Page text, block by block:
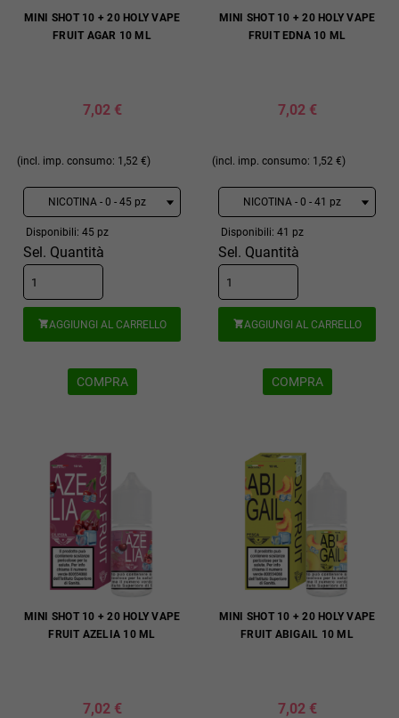
MINI SHOT 10 + 20 HOLY VAPE
FRUIT AGAR 10 ML
7,02 €
(incl. imp. consumo: 1,52 €)
Disponibili: 45 pz
Sel. Quantità
AGGIUNGI AL CARRELLO
COMPRA
MINI SHOT 10 + 20 HOLY VAPE
FRUIT EDNA 10 ML
7,02 €
(incl. imp. consumo: 1,52 €)
Disponibili: 41 pz
Sel. Quantità
AGGIUNGI AL CARRELLO
COMPRA
MINI SHOT 10 + 20 HOLY VAPE
FRUIT AZELIA 10 ML
7,02 €
MINI SHOT 10 + 20 HOLY VAPE
FRUIT ABIGAIL 10 ML
7,02 €